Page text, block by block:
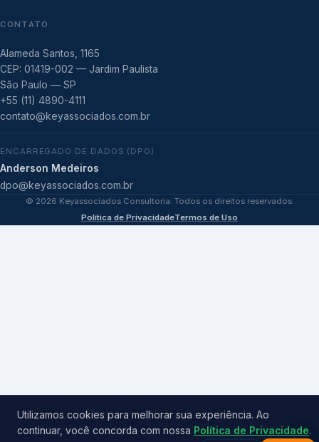
CONTATO
Alameda Santos, 1165
CEP: 01419-002 — Jardim Paulista
São Paulo — SP
+55 (11) 4890-4111
contato@keyassociados.com.br
ENCARREGADO DE DADOS (DPO)
Anderson Medeiros
dpo@keyassociados.com.br
© 2026 Keyassociados Consultoria. Todos os direitos reservados.
Política de PrivacidadeTermos de Uso
Utilizamos cookies para melhorar sua experiência. Ao
continuar, você concorda com nossa Política de Privacidade.